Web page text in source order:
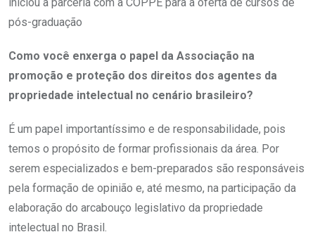
pós-graduação
Como você enxerga o papel da Associação na
promoção e proteção dos direitos dos agentes da
propriedade intelectual no cenário brasileiro?
É um papel importantíssimo e de responsabilidade, pois
temos o propósito de formar profissionais da área. Por
serem especializados e bem-preparados são responsáveis
pela formação de opinião e, até mesmo, na participação da
elaboração do arcabouço legislativo da propriedade
intelectual no Brasil.